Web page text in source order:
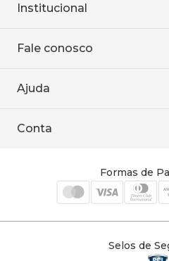
Institucional
Onde encontrar
Baixe o APP
Fale conosco
WhatsApp
Ajuda
Política de entrega
Conta
Cadastre-se
Formas de
Selos de